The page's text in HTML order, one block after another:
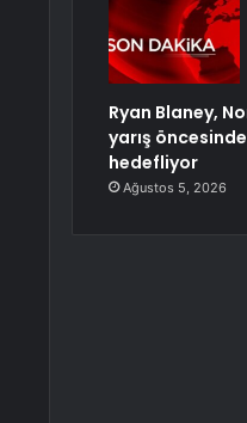
Ryan Blaney,
yarış
hedefliyor
Ağustos 5, 2026